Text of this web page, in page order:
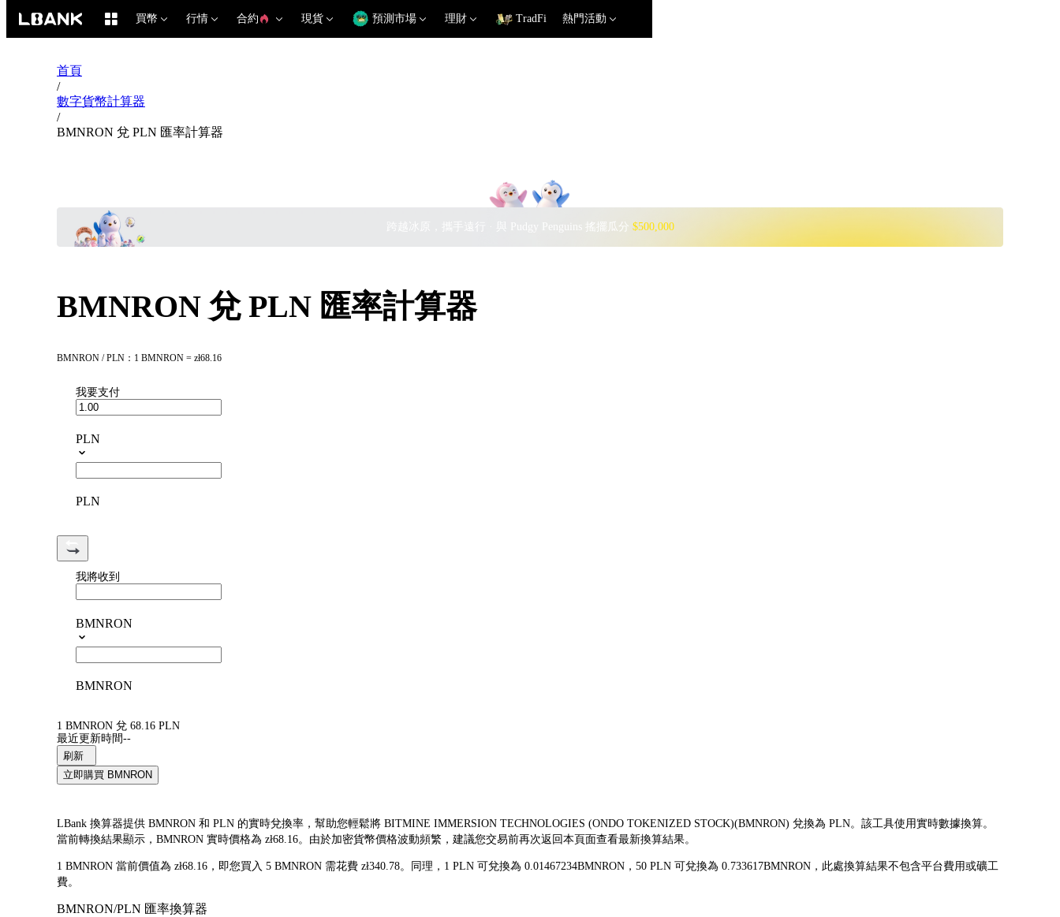
買幣 行情 合約 現貨 預測市場 理財 TradFi 熱門活動
首頁
/
數字貨幣計算器
/
BMNRON 兌 PLN 匯率計算器
跨越冰原，攜手遠行 · 與 Pudgy Penguins 搖擺瓜分 $500,000
BMNRON 兌 PLN 匯率計算器
BMNRON / PLN：1 BMNRON = zł68.16
我要支付
PLN
PLN
我將收到
BMNRON
BMNRON
1 BMNRON 兌 68.16 PLN
最近更新時間--
刷新
立即購買 BMNRON
LBank 換算器提供 BMNRON 和 PLN 的實時兌換率，幫助您輕鬆將 BITMINE IMMERSION TECHNOLOGIES (ONDO TOKENIZED STOCK)(BMNRON) 兌換為 PLN。該工具使用實時數據換算。
當前轉換結果顯示，BMNRON 實時價格為 zł68.16。由於加密貨幣價格波動頻繁，建議您交易前再次返回本頁面查看最新換算結果。
1 BMNRON 當前價值為 zł68.16，即您買入 5 BMNRON 需花費 zł340.78。同理，1 PLN 可兌換為 0.01467234BMNRON，50 PLN 可兌換為 0.733617BMNRON，此處換算結果不包含平台費用或礦工
費。
BMNRON/PLN 匯率換算器